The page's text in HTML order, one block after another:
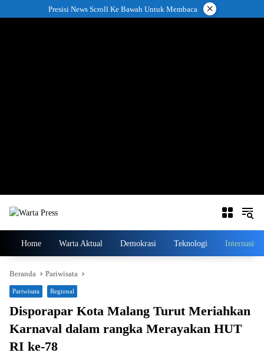
ke
Presisi News Scroll Ke Bawah Untuk Membaca ×
Home Warta Aktual Demokrasi Teknologi
Beranda Pariwisata
Pariwisata Regional
Disporapar Kota Malang Turut Meriahkan
Karnaval dalam rangka Merayakan HUT
RI ke-78